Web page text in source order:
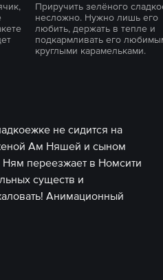
Приручить зелёного
несложно. Нужно лишь его
любить, держать в тепле и
подкармливать его
круглыми карамельками.
не сидится на
Ам Няшей и сыном
переезжает в Номсити
существ и
Анимационный